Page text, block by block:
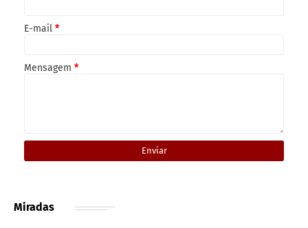
E-mail *
Mensagem *
Miradas